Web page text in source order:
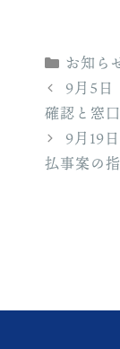
カ
テ
ゴ
リ
ー
お知ら
9月5日
確認と窓
9月19
払事案の